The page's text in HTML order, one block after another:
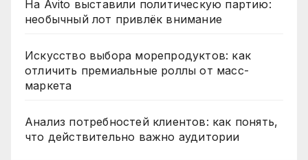
На Avito выставили политическую партию:
необычный лот привлёк внимание
Искусство выбора морепродуктов: как
отличить премиальные роллы от масс-
маркета
Анализ потребностей клиентов: как понять,
что действительно важно аудитории